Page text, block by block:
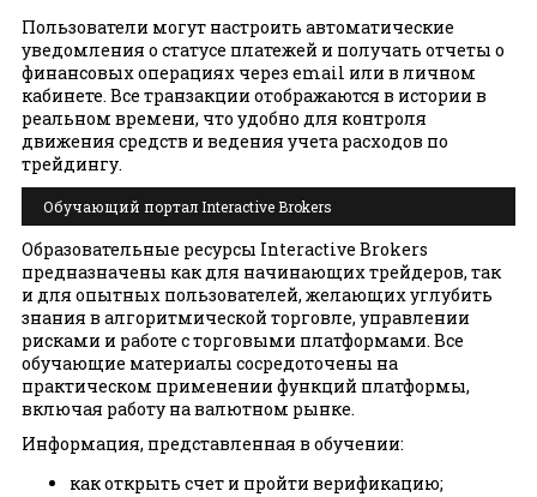
Пользователи могут настроить автоматические
уведомления о статусе платежей и получать отчеты о
финансовых операциях через email или в личном
кабинете. Все транзакции отображаются в истории в
реальном времени, что удобно для контроля
движения средств и ведения учета расходов по
трейдингу.
Обучающий портал Interactive Brokers
Образовательные ресурсы Interactive Brokers
предназначены как для начинающих трейдеров, так
и для опытных пользователей, желающих углубить
знания в алгоритмической торговле, управлении
рисками и работе с торговыми платформами. Все
обучающие материалы сосредоточены на
практическом применении функций платформы,
включая работу на валютном рынке.
Информация, представленная в обучении:
как открыть счет и пройти верификацию;